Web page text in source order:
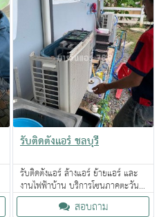
รับติดตั้งแอร์ ชลบุรี
รับติดตั้งแอร์ ล้างแอร์ ย้ายแอร์ และ
งานไฟฟ้าบ้าน บริการโซนภาคตะวัน
ออก ให้บริการผ่านแพลทฟอร์ม
สอบถาม